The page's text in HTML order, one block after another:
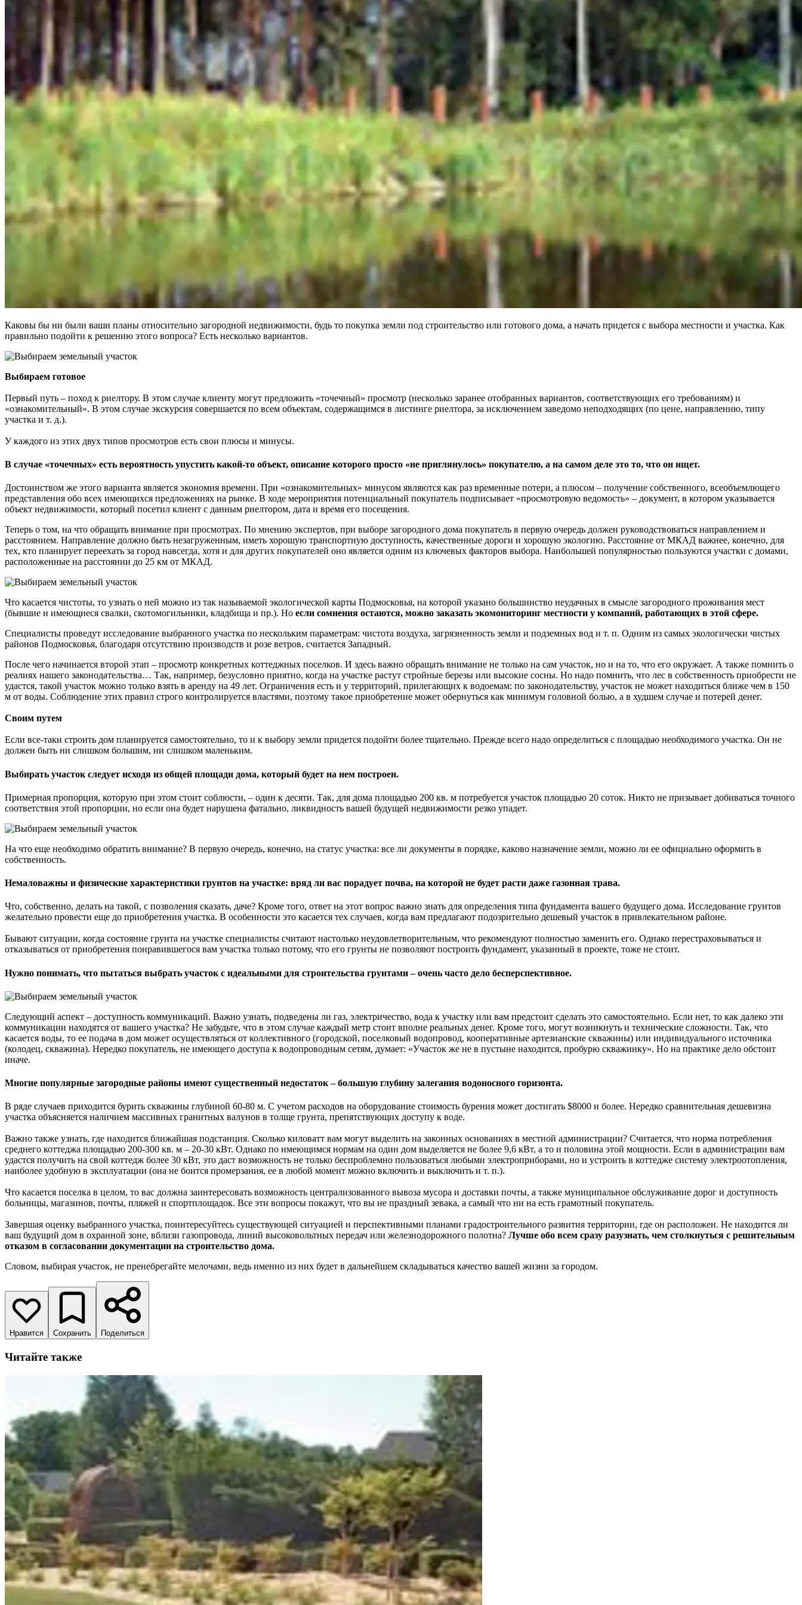
Каковы бы ни были ваши планы относительно загородной недвижимости, будь то покупка земли под строительство или готового дома, а начать придется с выбора местности и участка. Как
правильно подойти к решению этого вопроса? Есть несколько вариантов.
Выбираем готовое
Первый путь – поход к риелтору. В этом случае клиенту могут предложить «точечный» просмотр (несколько заранее отобранных вариантов, соответствующих его требованиям) и
«ознакомительный». В этом случае экскурсия совершается по всем объектам, содержащимся в листинге риелтора, за исключением заведомо неподходящих (по цене, направлению, типу
участка и т. д.).
У каждого из этих двух типов просмотров есть свои плюсы и минусы.
В случае «точечных» есть вероятность упустить какой-то объект, описание которого просто «не приглянулось» покупателю, а на самом деле это то, что он ищет.
Достоинством же этого варианта является экономия времени. При «ознакомительных» минусом являются как раз временные потери, а плюсом – получение собственного, всеобъемлющего
представления обо всех имеющихся предложениях на рынке. В ходе мероприятия потенциальный покупатель подписывает «просмотровую ведомость» – документ, в котором указывается
объект недвижимости, который посетил клиент с данным риелтором, дата и время его посещения.
Теперь о том, на что обращать внимание при просмотрах. По мнению экспертов, при выборе загородного дома покупатель в первую очередь должен руководствоваться направлением и
расстоянием. Направление должно быть незагруженным, иметь хорошую транспортную доступность, качественные дороги и хорошую экологию. Расстояние от МКАД важнее, конечно, для
тех, кто планирует переехать за город навсегда, хотя и для других покупателей оно является одним из ключевых факторов выбора. Наибольшей популярностью пользуются участки с домами,
расположенные на расстоянии до 25 км от МКАД.
Что касается чистоты, то узнать о ней можно из так называемой экологической карты Подмосковья, на которой указано большинство неудачных в смысле загородного проживания мест
(бывшие и имеющиеся свалки, скотомогильники, кладбища и пр.). Но если сомнения остаются, можно заказать экомониторинг местности у компаний, работающих в этой сфере.
Специалисты проведут исследование выбранного участка по нескольким параметрам: чистота воздуха, загрязненность земли и подземных вод и т. п. Одним из самых экологически чистых
районов Подмосковья, благодаря отсутствию производств и розе ветров, считается Западный.
После чего начинается второй этап – просмотр конкретных коттеджных поселков. И здесь важно обращать внимание не только на сам участок, но и на то, что его окружает. А также помнить о
реалиях нашего законодательства… Так, например, безусловно приятно, когда на участке растут стройные березы или высокие сосны. Но надо помнить, что лес в собственность приобрести не
удастся, такой участок можно только взять в аренду на 49 лет. Ограничения есть и у территорий, прилегающих к водоемам: по законодательству, участок не может находиться ближе чем в 150
м от воды. Соблюдение этих правил строго контролируется властями, поэтому такое приобретение может обернуться как минимум головной болью, а в худшем случае и потерей денег.
Своим путем
Если все-таки строить дом планируется самостоятельно, то и к выбору земли придется подойти более тщательно. Прежде всего надо определиться с площадью необходимого участка. Он не
должен быть ни слишком большим, ни слишком маленьким.
Выбирать участок следует исходя из общей площади дома, который будет на нем построен.
Примерная пропорция, которую при этом стоит соблюсти, – один к десяти. Так, для дома площадью 200 кв. м потребуется участок площадью 20 соток. Никто не призывает добиваться точного
соответствия этой пропорции, но если она будет нарушена фатально, ликвидность вашей будущей недвижимости резко упадет.
На что еще необходимо обратить внимание? В первую очередь, конечно, на статус участка: все ли документы в порядке, каково назначение земли, можно ли ее официально оформить в
собственность.
Немаловажны и физические характеристики грунтов на участке: вряд ли вас порадует почва, на которой не будет расти даже газонная трава.
Что, собственно, делать на такой, с позволения сказать, даче? Кроме того, ответ на этот вопрос важно знать для определения типа фундамента вашего будущего дома. Исследование грунтов
желательно провести еще до приобретения участка. В особенности это касается тех случаев, когда вам предлагают подозрительно дешевый участок в привлекательном районе.
Бывают ситуации, когда состояние грунта на участке специалисты считают настолько неудовлетворительным, что рекомендуют полностью заменить его. Однако перестраховываться и
отказываться от приобретения понравившегося вам участка только потому, что его грунты не позволяют построить фундамент, указанный в проекте, тоже не стоит.
Нужно понимать, что пытаться выбрать участок с идеальными для строительства грунтами – очень часто дело бесперспективное.
Следующий аспект – доступность коммуникаций. Важно узнать, подведены ли газ, электричество, вода к участку или вам предстоит сделать это самостоятельно. Если нет, то как далеко эти
коммуникации находятся от вашего участка? Не забудьте, что в этом случае каждый метр стоит вполне реальных денег. Кроме того, могут возникнуть и технические сложности. Так, что
касается воды, то ее подача в дом может осуществляться от коллективного (городской, поселковый водопровод, кооперативные артезианские скважины) или индивидуального источника
(колодец, скважина). Нередко покупатель, не имеющего доступа к водопроводным сетям, думает: «Участок же не в пустыне находится, пробурю скважинку». Но на практике дело обстоит
иначе.
Многие популярные загородные районы имеют существенный недостаток – большую глубину залегания водоносного горизонта.
В ряде случаев приходится бурить скважины глубиной 60-80 м. С учетом расходов на оборудование стоимость бурения может достигать $8000 и более. Нередко сравнительная дешевизна
участка объясняется наличием массивных гранитных валунов в толще грунта, препятствующих доступу к воде.
Важно также узнать, где находится ближайшая подстанция. Сколько киловатт вам могут выделить на законных основаниях в местной администрации? Считается, что норма потребления
среднего коттеджа площадью 200-300 кв. м – 20-30 кВт. Однако по имеющимся нормам на один дом выделяется не более 9,6 кВт, а то и половина этой мощности. Если в администрации вам
удастся получить на свой коттедж более 30 кВт, это даст возможность не только беспроблемно пользоваться любыми электроприборами, но и устроить в коттедже систему электроотопления,
наиболее удобную в эксплуатации (она не боится промерзания, ее в любой момент можно включить и выключить и т. п.).
Что касается поселка в целом, то вас должна заинтересовать возможность централизованного вывоза мусора и доставки почты, а также муниципальное обслуживание дорог и доступность
больницы, магазинов, почты, пляжей и спортплощадок. Все эти вопросы покажут, что вы не праздный зевака, а самый что ни на есть грамотный покупатель.
Завершая оценку выбранного участка, поинтересуйтесь существующей ситуацией и перспективными планами градостроительного развития территории, где он расположен. Не находится ли
ваш будущий дом в охранной зоне, вблизи газопровода, линий высоковольтных передач или железнодорожного полотна? Лучше обо всем сразу разузнать, чем столкнуться с решительным
отказом в согласовании документации на строительство дома.
Словом, выбирая участок, не пренебрегайте мелочами, ведь именно из них будет в дальнейшем складываться качество вашей жизни за городом.
Нравится Сохранить Поделиться
Читайте также